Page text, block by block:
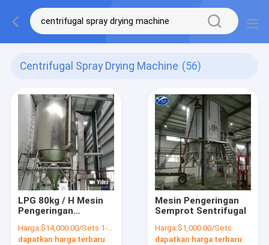
Centrifugal Spray Drying Machine (56)
LPG 80kg / H Mesin
Pengeringan
Untuk Susu Bubuk
Harga:$14,000.00/Sets 1-9 Sets
dapatkan harga terbaru
Mesin Pengeringan
Semprot Sentrifugal
Harga:$1,000.00/Sets
dapatkan harga terbaru